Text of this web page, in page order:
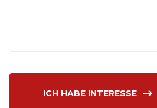
ICH HABE INTERESSE